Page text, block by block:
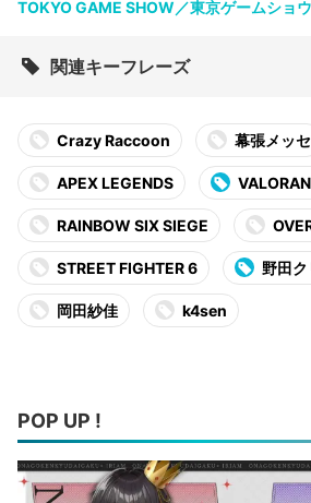
TOKYO GAME SHOW／東京ゲームショ
関連キーフレーズ
Crazy Raccoon 幕張メッセ
APEX LEGENDS
RAINBOW SIX SIEGE
STREET FIGHTER 6 野田
岡田紗佳 k4sen
POP UP !